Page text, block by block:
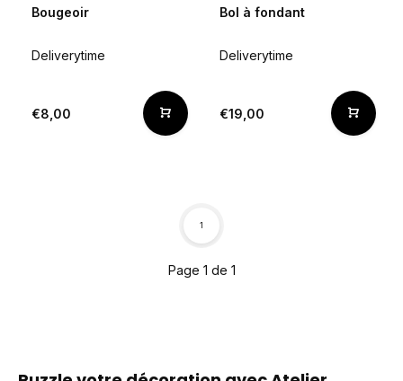
Bougeoir
Deliverytime
€8,00
Bol à fondant
Deliverytime
€19,00
Page 1 de 1
1